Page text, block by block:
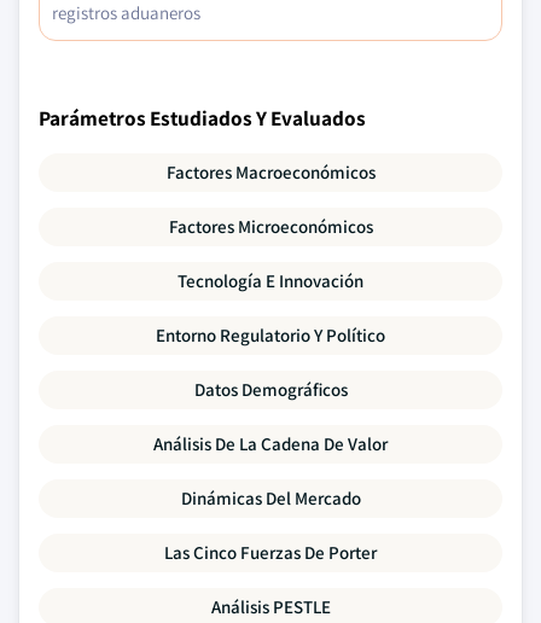
registros aduaneros
Parámetros Estudiados Y Evaluados
Factores Macroeconómicos
Factores Microeconómicos
Tecnología E Innovación
Entorno Regulatorio Y Político
Datos Demográficos
Análisis De La Cadena De Valor
Dinámicas Del Mercado
Las Cinco Fuerzas De Porter
Análisis PESTLE